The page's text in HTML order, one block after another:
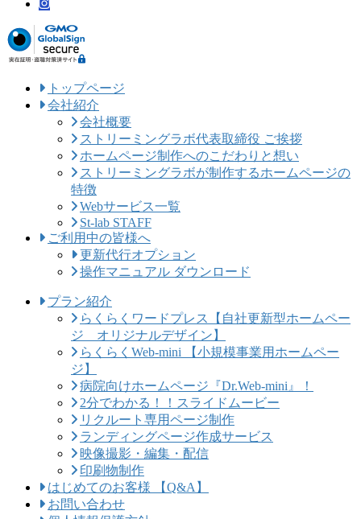
トップページ
会社紹介
会社概要
ストリーミングラボ代表取締役 ご挨拶
ホームページ制作へのこだわりと想い
ストリーミングラボが制作するホームページの
特徴
Webサービス一覧
St-lab STAFF
ご利用中の皆様へ
更新代行オプション
操作マニュアル ダウンロード
プラン紹介
らくらくワードプレス【自社更新型ホームペー
ジ オリジナルデザイン】
らくらくWeb-mini 【小規模事業用ホームペー
ジ】
病院向けホームページ『Dr.Web-mini』！
2分でわかる！！スライドムービー
リクルート専用ページ制作
ランディングページ作成サービス
映像撮影・編集・配信
印刷物制作
はじめてのお客様 【Q&A】
お問い合わせ